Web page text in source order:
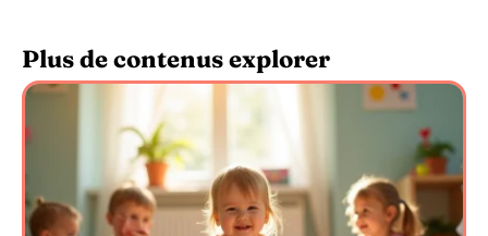
Plus de contenus explorer